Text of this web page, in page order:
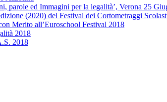
parole ed Immagini per la legalità’, Verona 25
(2020) del Festival dei Cortometraggi
Merito all’Euroschool Festival 2018
2018
2018